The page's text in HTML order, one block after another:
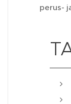
perus-